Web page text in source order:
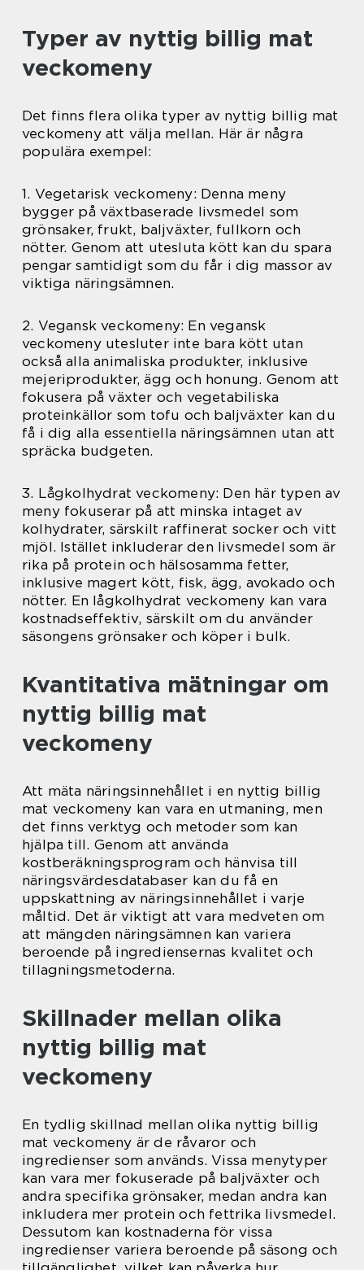
Typer av nyttig billig mat
veckomeny
Det finns flera olika typer av nyttig billig mat
veckomeny att välja mellan. Här är några
populära exempel:
1. Vegetarisk veckomeny: Denna meny
bygger på växtbaserade livsmedel som
grönsaker, frukt, baljväxter, fullkorn och
nötter. Genom att utesluta kött kan du spara
pengar samtidigt som du får i dig massor av
viktiga näringsämnen.
2. Vegansk veckomeny: En vegansk
veckomeny utesluter inte bara kött utan
också alla animaliska produkter, inklusive
mejeriprodukter, ägg och honung. Genom att
fokusera på växter och vegetabiliska
proteinkällor som tofu och baljväxter kan du
få i dig alla essentiella näringsämnen utan att
spräcka budgeten.
3. Lågkolhydrat veckomeny: Den här typen av
meny fokuserar på att minska intaget av
kolhydrater, särskilt raffinerat socker och vitt
mjöl. Istället inkluderar den livsmedel som är
rika på protein och hälsosamma fetter,
inklusive magert kött, fisk, ägg, avokado och
nötter. En lågkolhydrat veckomeny kan vara
kostnadseffektiv, särskilt om du använder
säsongens grönsaker och köper i bulk.
Kvantitativa mätningar om
nyttig billig mat
veckomeny
Att mäta näringsinnehållet i en nyttig billig
mat veckomeny kan vara en utmaning, men
det finns verktyg och metoder som kan
hjälpa till. Genom att använda
kostberäkningsprogram och hänvisa till
näringsvärdesdatabaser kan du få en
uppskattning av näringsinnehållet i varje
måltid. Det är viktigt att vara medveten om
att mängden näringsämnen kan variera
beroende på ingrediensernas kvalitet och
tillagningsmetoderna.
Skillnader mellan olika
nyttig billig mat
veckomeny
En tydlig skillnad mellan olika nyttig billig
mat veckomeny är de råvaror och
ingredienser som används. Vissa menytyper
kan vara mer fokuserade på baljväxter och
andra specifika grönsaker, medan andra kan
inkludera mer protein och fettrika livsmedel.
Dessutom kan kostnaderna för vissa
ingredienser variera beroende på säsong och